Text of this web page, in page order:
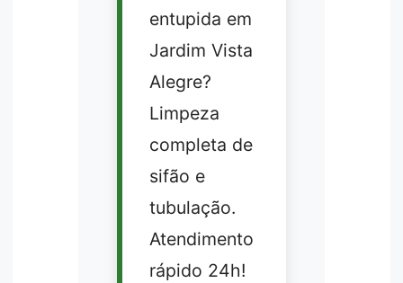
entupida em
Jardim Vista
Alegre?
Limpeza
completa de
sifão e
tubulação.
Atendimento
rápido 24h!